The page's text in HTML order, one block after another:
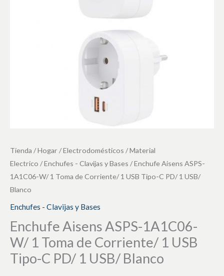
Tienda /Hogar / Electrodomésticos /Material
Electrico /Enchufes - Clavijas y Bases / Enchufe Aisens ASPS-
1A1C06-W/ 1 Toma de Corriente/ 1 USB Tipo-C PD/ 1 USB/
Blanco
Enchufes - Clavijas y Bases
Enchufe Aisens ASPS-1A1C06-
W/ 1 Toma de Corriente/ 1 USB
Tipo-C PD/ 1 USB/ Blanco
Blanco
cantidad